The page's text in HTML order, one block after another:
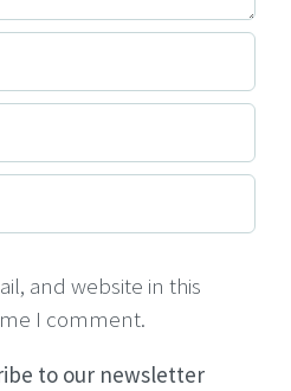
and website in this
I comment.
to our newsletter